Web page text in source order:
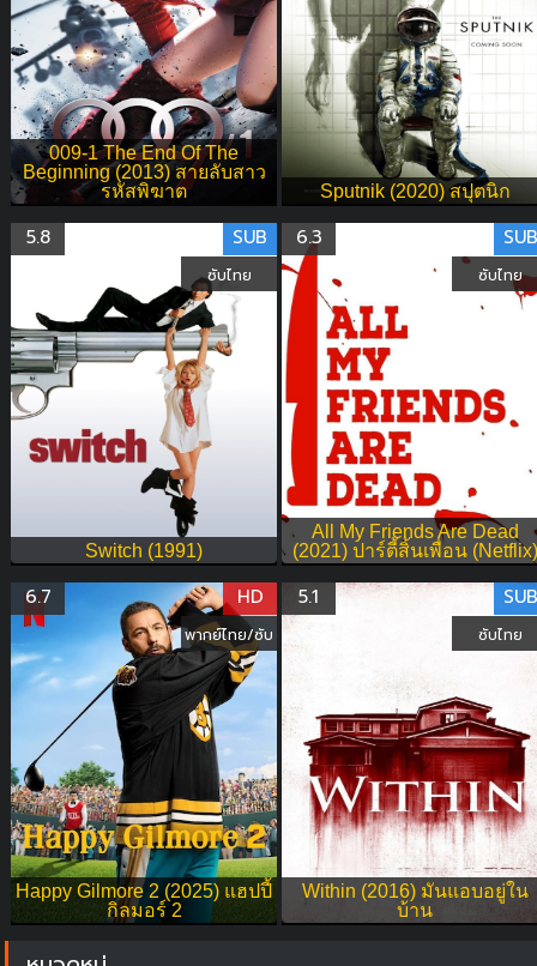
009-1 The End Of The
Beginning (2013) สายลับสาว
รหัสพิฆาต
Sputnik (2020) สปุตนิก
Switch (1991)
5.8 SUB
ซับไทย
All My Friends Are Dead
(2021) ปาร์ตี้สิ้นเพื่อน (Netflix)
6.3 SUB
ซับไทย
Happy Gilmore 2 (2025) แฮปปี้
กิลมอร์ 2
6.7 HD
พากย์ไทย/ซับ
Within (2016) มันแอบอยู่ใน
บ้าน
5.1 SUB
ซับไทย